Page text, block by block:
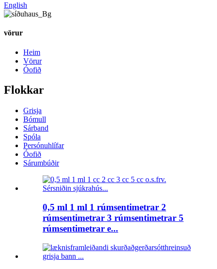
English
vörur
Heim
Vörur
Óofið
Flokkar
Grisja
Bómull
Sárband
Spóla
Persónuhlífar
Óofið
Sárumbúðir
0,5 ml 1 ml 1 rúmsentimetrar 2
rúmsentimetrar 3 rúmsentimetrar 5
rúmsentimetrar e...